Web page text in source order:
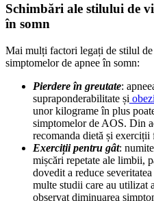
Schimbări ale stilului de
în somn
Mai mulți factori legați de stilul de
simptomelor de apnee în somn:
Pierdere în greutate:
supraponderabilitate și
unor kilograme în plus
simptomelor de AOS. Din
recomanda dietă și
Exerciții pentru gât:
mișcări repetate ale limbii,
dovedit a reduce
multe studii care au utilizat
observat diminuarea